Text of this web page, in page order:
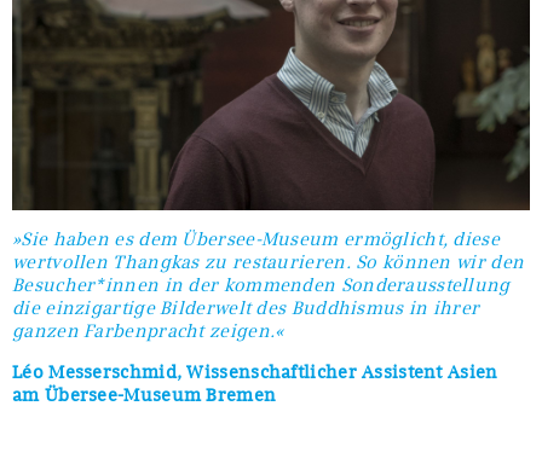
»Sie haben es dem Übersee-Museum ermöglicht, diese
wertvollen Thangkas zu restaurieren. So können wir den
Besucher*innen in der kommenden Sonderausstellung
die einzigartige Bilderwelt des Buddhismus in ihrer
ganzen Farbenpracht zeigen.«
Léo Messerschmid, Wissenschaftlicher Assistent Asien
am Übersee-Museum Bremen